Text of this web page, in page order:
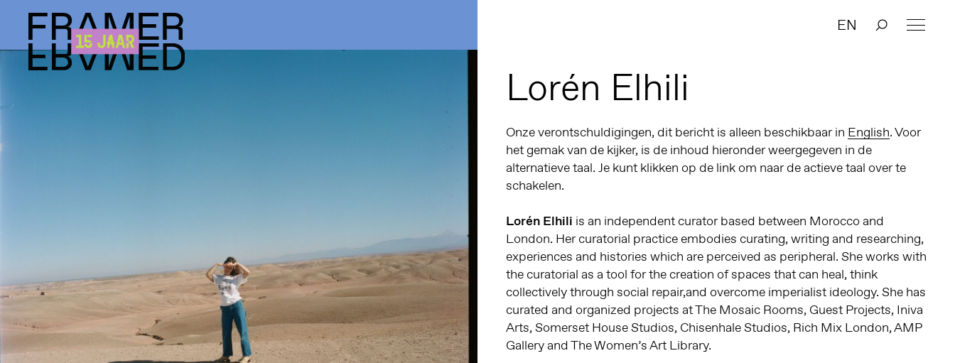
EN
Lorén Elhili
Onze verontschuldigingen, dit bericht is alleen beschikbaar in English. Voor
het gemak van de kijker, is de inhoud hieronder weergegeven in de
alternatieve taal. Je kunt klikken op de link om naar de actieve taal over te
schakelen.
Lorén Elhili is an independent curator based between Morocco and
London. Her curatorial practice embodies curating, writing and researching,
experiences and histories which are perceived as peripheral. She works with
the curatorial as a tool for the creation of spaces that can heal, think
collectively through social repair,and overcome imperialist ideology. She has
curated and organized projects at The Mosaic Rooms, Guest Projects, Iniva
Arts, Somerset House Studios, Chisenhale Studios, Rich Mix London, AMP
Gallery and The Women’s Art Library.